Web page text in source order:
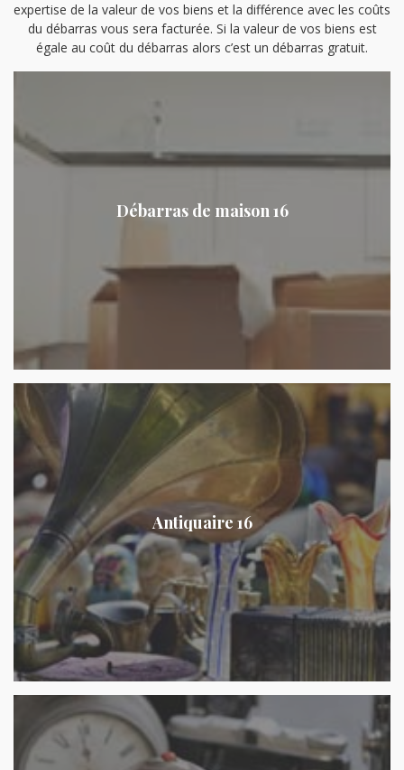
expertise de la valeur de vos biens et la différence avec les coûts
du débarras vous sera facturée. Si la valeur de vos biens est
égale au coût du débarras alors c’est un débarras gratuit.
Débarras de maison 16
Antiquaire 16